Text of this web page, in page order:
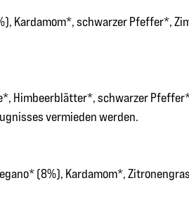
Kardamom*, schwarzer Pfeffer*,
Himbeerblätter*, schwarzer
vermieden werden.
(8%), Kardamom*,